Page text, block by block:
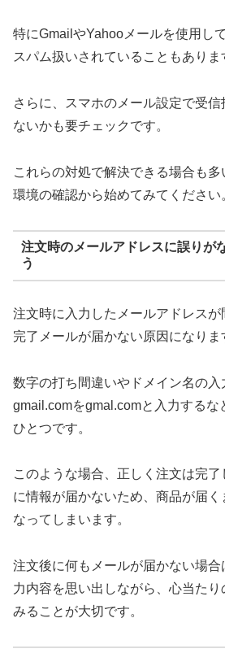
特にGmailやYahooメールを使用し
スパム扱いされていることもありま
さらに、スマホのメール設定で受
ないかも要チェックです。
これらの対処で解決できる場合も
環境の確認から始めてみてください
注文時のメールアドレスに誤りが
う
注文時に入力したメールアドレス
完了メールが届かない原因になりま
数字の打ち間違いやドメイン名の入
gmail.comをgmal.comと入力するな
ひとつです。
このような場合、正しく注文は完
に情報が届かないため、商品が届く
なってしまいます。
注文後に何もメールが届かない場合
力内容を思い出しながら、心当た
みることが大切です。